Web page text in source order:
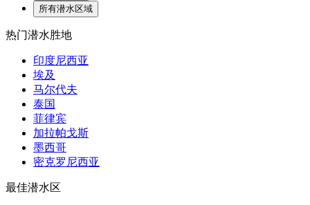
所有潜水区域
热门潜水胜地
印度尼西亚
埃及
马尔代夫
泰国
菲律宾
加拉帕戈斯
墨西哥
密克罗尼西亚
最佳潜水区